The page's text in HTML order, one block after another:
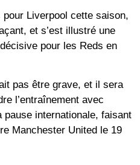
Liverpool cette saison,
et s’est illustré une
pour les Reds en
pas être grave, et il sera
l’entraînement avec
pause internationale, faisant
Manchester United le 19